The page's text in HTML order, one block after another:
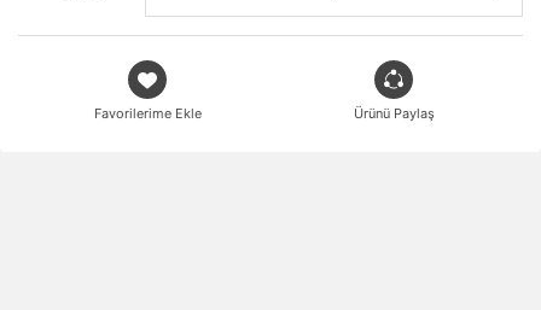
Favorilerime Ekle Ürünü Paylaş